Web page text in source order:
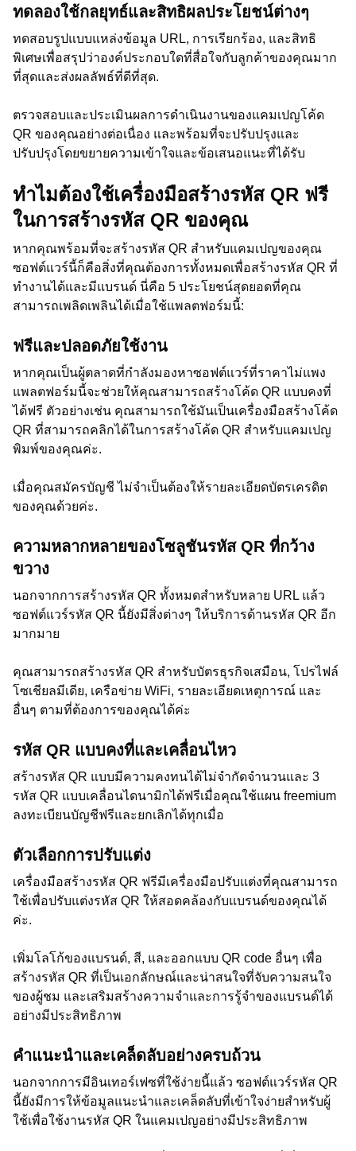
ทดลองใช้กลยุทธ์และสิทธิผลประโยชน์ต่างๆ
ทดสอบรูปแบบแหล่งข้อมูล URL, การเรียกร้อง, และสิทธิ
พิเศษเพื่อสรุปว่าองค์ประกอบใดที่สื่อใจกับลูกค้าของคุณมาก
ที่สุดและส่งผลลัพธ์ที่ดีที่สุด.
ตรวจสอบและประเมินผลการดำเนินงานของแคมเปญโค้ด
QR ของคุณอย่างต่อเนื่อง และพร้อมที่จะปรับปรุงและ
ปรับปรุงโดยขยายความเข้าใจและข้อเสนอแนะที่ได้รับ
ทำไมต้องใช้เครื่องมือสร้างรหัส QR ฟรี
ในการสร้างรหัส QR ของคุณ
หากคุณพร้อมที่จะสร้างรหัส QR สำหรับแคมเปญของคุณ
ซอฟต์แวร์นี้ก็คือสิ่งที่คุณต้องการทั้งหมดเพื่อสร้างรหัส QR ที่
ทำงานได้และมีแบรนด์ นี่คือ 5 ประโยชน์สุดยอดที่คุณ
สามารถเพลิดเพลินได้เมื่อใช้แพลตฟอร์มนี้:
ฟรีและปลอดภัยใช้งาน
หากคุณเป็นผู้ตลาดที่กำลังมองหาซอฟต์แวร์ที่ราคาไม่แพง
แพลตฟอร์มนี้จะช่วยให้คุณสามารถสร้างโค้ด QR แบบคงที่
ได้ฟรี ตัวอย่างเช่น คุณสามารถใช้มันเป็นเครื่องมือสร้างโค้ด
QR ที่สามารถคลิกได้ในการสร้างโค้ด QR สำหรับแคมเปญ
พิมพ์ของคุณค่ะ.
เมื่อคุณสมัครบัญชี ไม่จำเป็นต้องให้รายละเอียดบัตรเครดิต
ของคุณด้วยค่ะ.
ความหลากหลายของโซลูชันรหัส QR ที่กว้าง
ขวาง
นอกจากการสร้างรหัส QR ทั้งหมดสำหรับหลาย URL แล้ว
ซอฟต์แวร์รหัส QR นี้ยังมีสิ่งต่างๆ ให้บริการด้านรหัส QR อีก
มากมาย
คุณสามารถสร้างรหัส QR สำหรับบัตรธุรกิจเสมือน, โปรไฟล์
โซเชียลมีเดีย, เครือข่าย WiFi, รายละเอียดเหตุการณ์ และ
อื่นๆ ตามที่ต้องการของคุณได้ค่ะ
รหัส QR แบบคงที่และเคลื่อนไหว
สร้างรหัส QR แบบมีความคงทนได้ไม่จำกัดจำนวนและ 3
รหัส QR แบบเคลื่อนไดนามิกได้ฟรีเมื่อคุณใช้แผน freemium
ลงทะเบียนบัญชีฟรีและยกเลิกได้ทุกเมื่อ
ตัวเลือกการปรับแต่ง
เครื่องมือสร้างรหัส QR ฟรีมีเครื่องมือปรับแต่งที่คุณสามารถ
ใช้เพื่อปรับแต่งรหัส QR ให้สอดคล้องกับแบรนด์ของคุณได้
ค่ะ.
เพิ่มโลโก้ของแบรนด์, สี, และออกแบบ QR code อื่นๆ เพื่อ
สร้างรหัส QR ที่เป็นเอกลักษณ์และน่าสนใจที่จับความสนใจ
ของผู้ชม และเสริมสร้างความจำและการรู้จำของแบรนด์ได้
อย่างมีประสิทธิภาพ
คำแนะนำและเคล็ดลับอย่างครบถ้วน
นอกจากการมีอินเทอร์เฟซที่ใช้ง่ายนี้แล้ว ซอฟต์แวร์รหัส QR
นี้ยังมีการให้ข้อมูลแนะนำและเคล็ดลับที่เข้าใจง่ายสำหรับผู้
ใช้เพื่อใช้งานรหัส QR ในแคมเปญอย่างมีประสิทธิภาพ